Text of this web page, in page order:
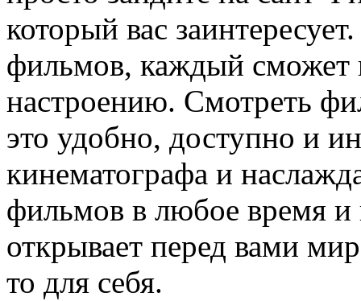
который вас
фильмов, каждый сможет
настроению. Смотреть
это удобно, доступно и
кинематографа и
фильмов в любое время
открывает перед вами
то для себя.